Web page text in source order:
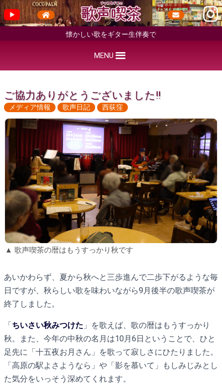
懐かしい歌をギター生伴奏で
MENU
ご協力ありがとうございました!!
メディア情報 歌声日記 西荻窪
▲ 歌声喫茶の暦はもうすっかり秋です
あいかわらず、夏から秋へと三歩進んで二歩下がるような毎
日ですが、秋らしい歌を味わいながら9月後半の歌声喫茶が
終了しました。
「ちいさい秋みつけた 」を歌えば、歌の暦はもうすっかり
秋。また、今年の中秋の名月は10月6日ということで、ひと
足先に「十五夜お月さん」を歌って寂しさにひたりました。
「高原の駅よさようなら」や「影を慕いて」もしみじみとし
た気分をいっそう深めてくれます。